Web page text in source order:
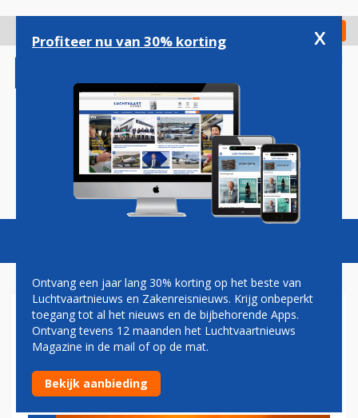
gaan
Check in
Magazine Podcasts Vacatures
‘WERKELIJKE MILIEUKOSTEN
MAKEN VLIEGTICKET FORS
DUURDER’
Profiteer nu van 30% korting x
Ontvang een jaar lang 30% korting op het beste van
Luchtvaartnieuws en Zakenreisnieuws. Krijg onbeperkt
toegang tot al het nieuws en de bijbehorende Apps.
Ontvang tevens 12 maanden het Luchtvaartnieuws
Magazine in de mail of op de mat.
Bekijk aanbieding